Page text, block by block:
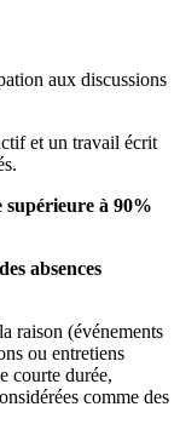
aux discussions
et un travail écrit
supérieure à 90%
absences
raison (événements
ou entretiens
courte durée,
comme des